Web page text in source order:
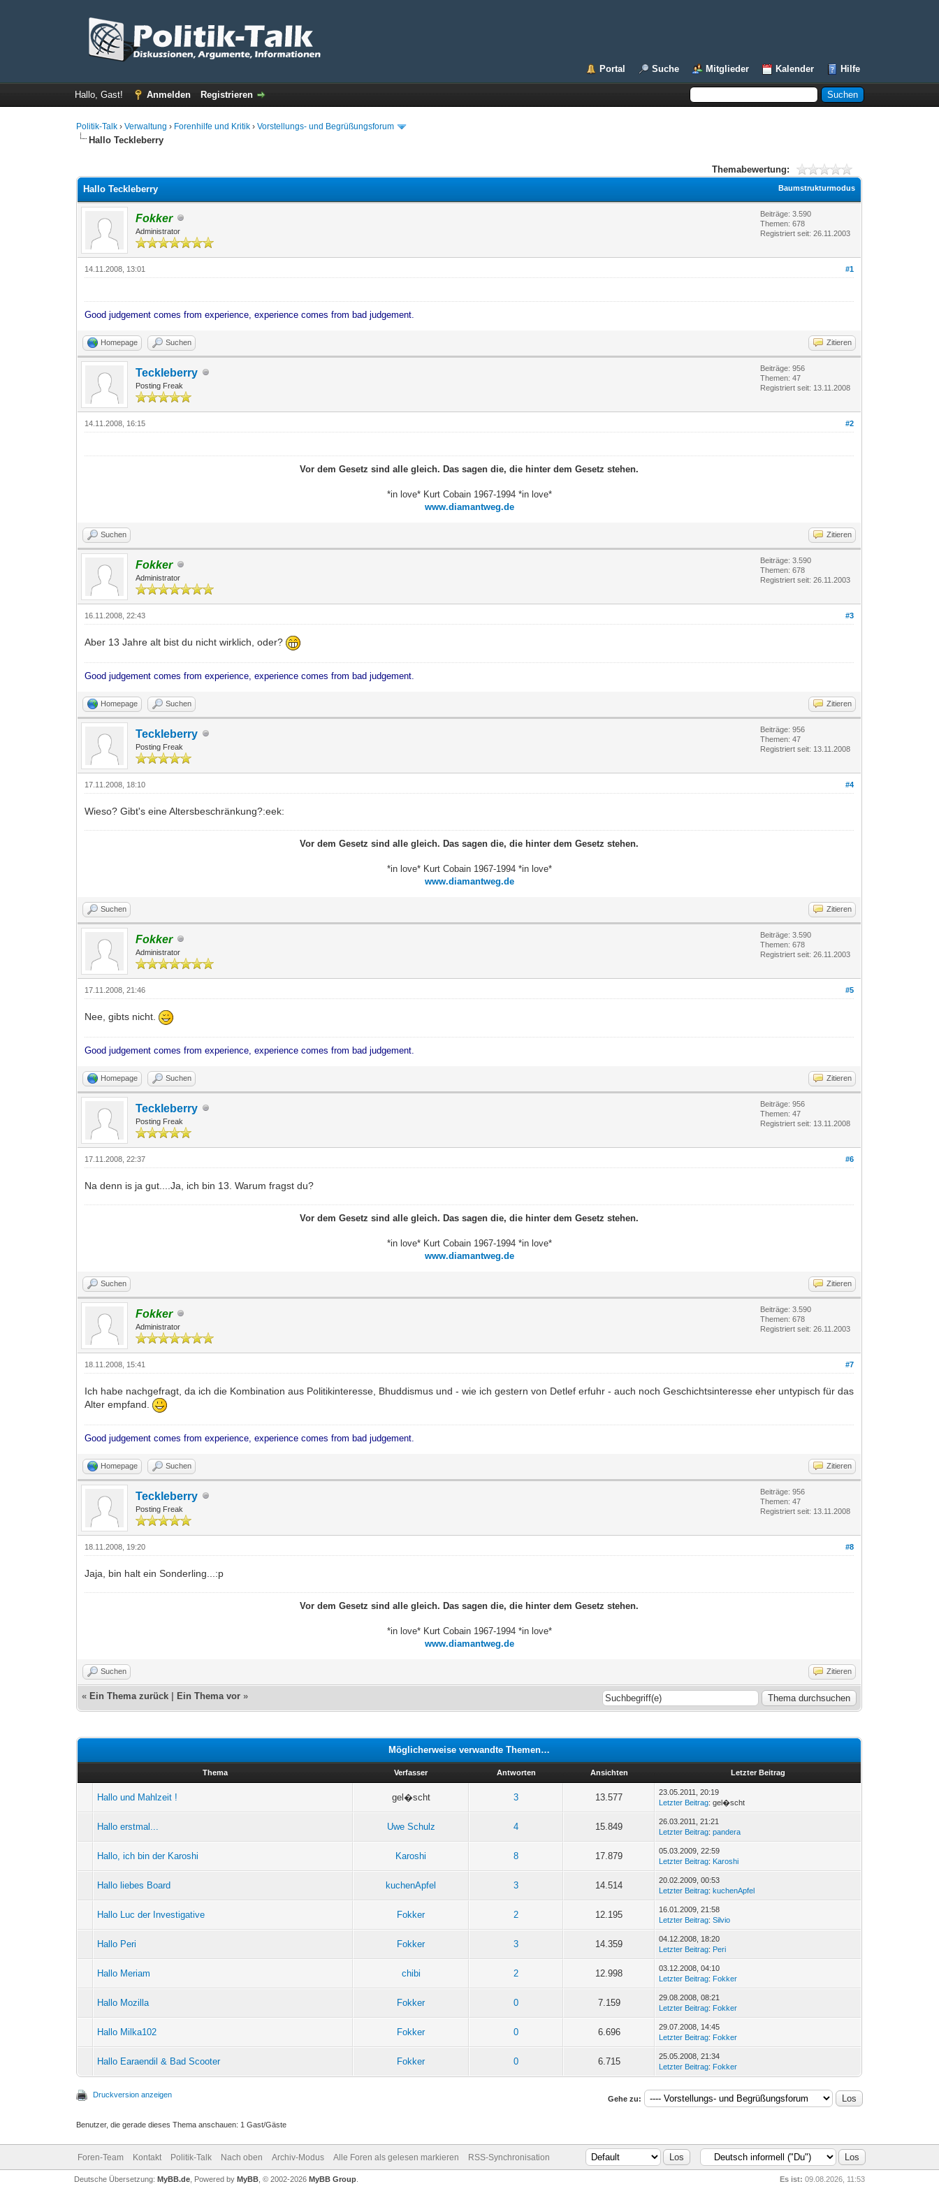
Portal Suche Mitglieder Kalender Hilfe
Hallo, Gast! Anmelden Registrieren
Politik-Talk ›Verwaltung › Forenhilfe und Kritik ›Vorstellungs- und Begrüßungsforum
Hallo Teckleberry
Themabewertung:
Baumstrukturmodus
Hallo Teckleberry
Fokker
Administrator
Beiträge: 3.590
Themen: 678
Registriert seit: 26.11.2003
#1
14.11.2008, 13:01
Good judgement comes from experience, experience comes from bad judgement.
Homepage Suchen Zitieren
Teckleberry
Posting Freak
Beiträge: 956
Themen: 47
Registriert seit: 13.11.2008
#2
14.11.2008, 16:15
Vor dem Gesetz sind alle gleich. Das sagen die, die hinter dem Gesetz stehen.
*in love* Kurt Cobain 1967-1994 *in love*
www.diamantweg.de
Suchen Zitieren
Fokker
Administrator
Beiträge: 3.590
Themen: 678
Registriert seit: 26.11.2003
#3
16.11.2008, 22:43
Aber 13 Jahre alt bist du nicht wirklich, oder?
Good judgement comes from experience, experience comes from bad judgement.
Homepage Suchen Zitieren
Teckleberry
Posting Freak
Beiträge: 956
Themen: 47
Registriert seit: 13.11.2008
#4
17.11.2008, 18:10
Wieso? Gibt's eine Altersbeschränkung?:eek:
Vor dem Gesetz sind alle gleich. Das sagen die, die hinter dem Gesetz stehen.
*in love* Kurt Cobain 1967-1994 *in love*
www.diamantweg.de
Suchen Zitieren
Fokker
Administrator
Beiträge: 3.590
Themen: 678
Registriert seit: 26.11.2003
#5
17.11.2008, 21:46
Nee, gibts nicht.
Good judgement comes from experience, experience comes from bad judgement.
Homepage Suchen Zitieren
Teckleberry
Posting Freak
Beiträge: 956
Themen: 47
Registriert seit: 13.11.2008
#6
17.11.2008, 22:37
Na denn is ja gut....Ja, ich bin 13. Warum fragst du?
Vor dem Gesetz sind alle gleich. Das sagen die, die hinter dem Gesetz stehen.
*in love* Kurt Cobain 1967-1994 *in love*
www.diamantweg.de
Suchen Zitieren
Fokker
Administrator
Beiträge: 3.590
Themen: 678
Registriert seit: 26.11.2003
#7
18.11.2008, 15:41
Ich habe nachgefragt, da ich die Kombination aus Politikinteresse, Bhuddismus und - wie ich gestern von Detlef erfuhr - auch noch Geschichtsinteresse eher untypisch für das
Alter empfand.
Good judgement comes from experience, experience comes from bad judgement.
Homepage Suchen Zitieren
Teckleberry
Posting Freak
Beiträge: 956
Themen: 47
Registriert seit: 13.11.2008
#8
18.11.2008, 19:20
Jaja, bin halt ein Sonderling...:p
Vor dem Gesetz sind alle gleich. Das sagen die, die hinter dem Gesetz stehen.
*in love* Kurt Cobain 1967-1994 *in love*
www.diamantweg.de
Suchen Zitieren
« Ein Thema zurück Ein Thema vor »
Möglicherweise verwandte Themen…
Thema Verfasser Antworten Ansichten Letzter Beitrag
Hallo und Mahlzeit ! gel�scht 3 13.577
23.05.2011, 20:19
Letzter Beitrag: gel�scht
Hallo erstmal... Uwe Schulz 4 15.849
26.03.2011, 21:21
Letzter Beitrag:pandera
Hallo, ich bin der Karoshi Karoshi 8 17.879
05.03.2009, 22:59
Letzter Beitrag: Karoshi
Hallo liebes Board kuchenApfel 3 14.514
20.02.2009, 00:53
Letzter Beitrag:kuchenApfel
Hallo Luc der Investigative Fokker 2 12.195
16.01.2009, 21:58
Letzter Beitrag:Silvio
Hallo Peri Fokker 3 14.359
04.12.2008, 18:20
Letzter Beitrag: Peri
Hallo Meriam chibi 2 12.998
03.12.2008, 04:10
Letzter Beitrag: Fokker
Hallo Mozilla Fokker 0 7.159
29.08.2008, 08:21
Letzter Beitrag: Fokker
Hallo Milka102 Fokker 0 6.696
29.07.2008, 14:45
Letzter Beitrag: Fokker
Hallo Earaendil & Bad Scooter Fokker 0 6.715
25.05.2008, 21:34
Letzter Beitrag: Fokker
Druckversion anzeigen Gehe zu:
Benutzer, die gerade dieses Thema anschauen: 1 Gast/Gäste
Foren-Team Kontakt Politik-Talk Nach oben Archiv-Modus Alle Foren als gelesen markieren RSS-Synchronisation
Es ist: 09.08.2026, 11:53
Deutsche Übersetzung: MyBB.de, Powered by MyBB, © 2002-2026 MyBB Group.